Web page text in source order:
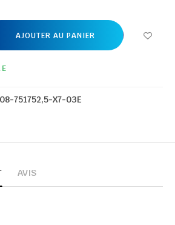
AJOUTER AU PANIER
751752,5-X7-03E
AVIS